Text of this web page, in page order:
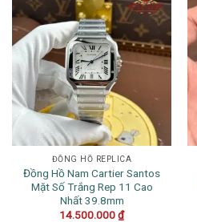
ĐỒNG HỒ REPLICA
Đồng Hồ Nam Cartier Santos
Mặt Số Trắng Rep 11 Cao
Nhất 39.8mm
14.500.000₫